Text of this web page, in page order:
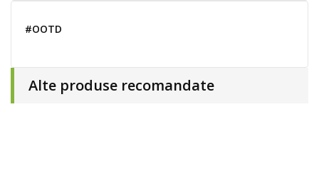
#OOTD
Alte produse recomandate